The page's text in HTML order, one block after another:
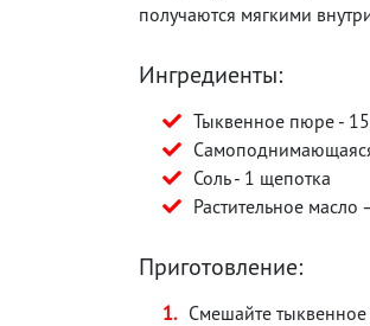
получаются мягкими
Ингредиенты:
Тыквенное пюре -
Соль - 1 щепотка
Растительное
Приготовление:
Смешайте